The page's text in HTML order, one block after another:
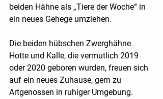
beiden Hähne als „Tiere der Woche“ in
ein neues Gehege umziehen.
Die beiden hübschen Zwerghähne
Hotte und Kalle, die vermutlich 2019
oder 2020 geboren wurden, freuen sich
auf ein neues Zuhause, gern zu
Artgenossen in ruhiger Umgebung.